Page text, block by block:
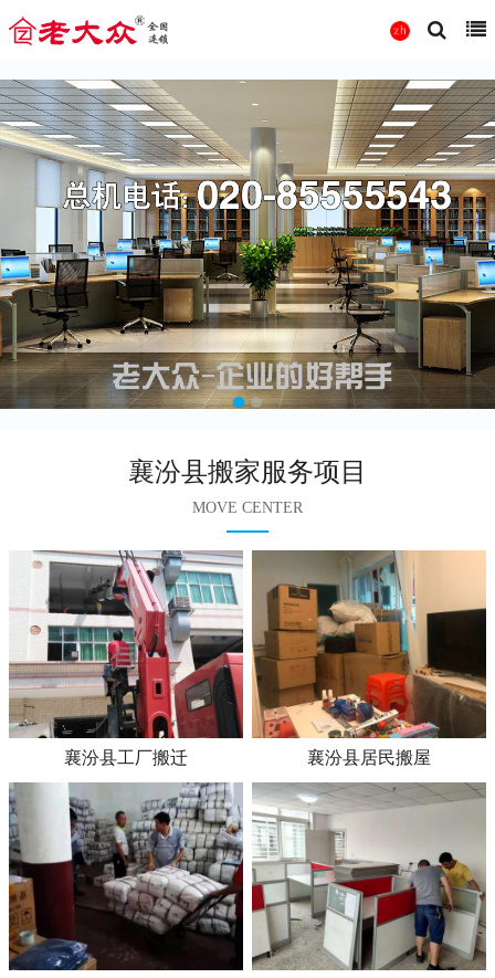
襄汾县搬家服务项目
MOVE CENTER
襄汾县工厂搬迁 襄汾县居民搬屋